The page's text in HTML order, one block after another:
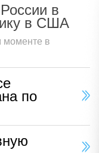
в
в США
моменте в
по